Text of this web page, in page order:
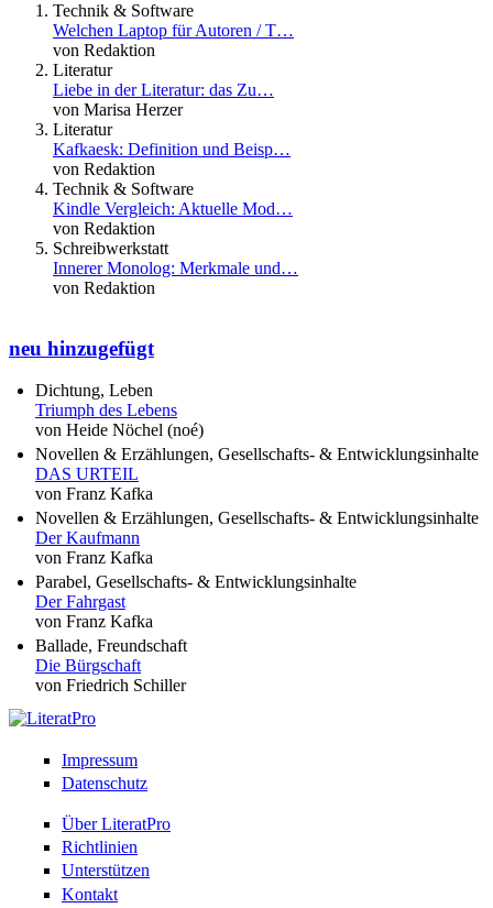
Technik & Software
Welchen Laptop für Autoren / T…
von Redaktion
Literatur
Liebe in der Literatur: das Zu…
von Marisa Herzer
Literatur
Kafkaesk: Definition und Beisp…
von Redaktion
Technik & Software
Kindle Vergleich: Aktuelle Mod…
von Redaktion
Schreibwerkstatt
Innerer Monolog: Merkmale und…
von Redaktion
neu hinzugefügt
Dichtung, Leben
Triumph des Lebens
von Heide Nöchel (noé)
Novellen & Erzählungen, Gesellschafts- & Entwicklungsinhalte
DAS URTEIL
von Franz Kafka
Novellen & Erzählungen, Gesellschafts- & Entwicklungsinhalte
Der Kaufmann
von Franz Kafka
Parabel, Gesellschafts- & Entwicklungsinhalte
Der Fahrgast
von Franz Kafka
Ballade, Freundschaft
Die Bürgschaft
von Friedrich Schiller
Impressum
Datenschutz
Über LiteratPro
Richtlinien
Unterstützen
Kontakt